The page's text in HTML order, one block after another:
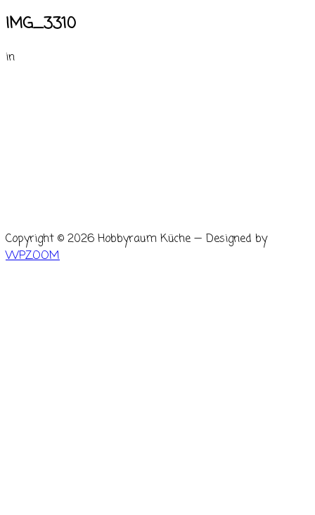
IMG_3310
in
Copyright © 2026 Hobbyraum Küche — Designed by
WPZOOM